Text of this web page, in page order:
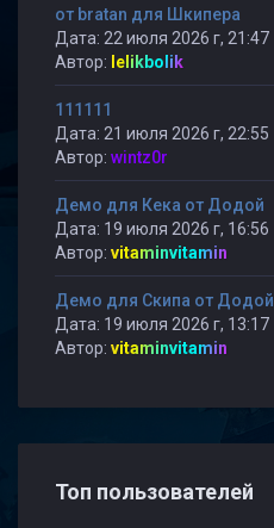
от bratan для Шкипера
Дата: 22 июля 2026 г, 21:47
Автор: lelikbolik
111111
Дата: 21 июля 2026 г, 22:55
Автор: wintz0r
Демо для Кека от Додой
Дата: 19 июля 2026 г, 16:56
Автор: vitaminvitamin
Демо для Скипа от Додой
Дата: 19 июля 2026 г, 13:17
Автор: vitaminvitamin
Топ пользователей